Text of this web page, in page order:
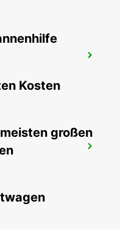
TOBAGO
Kosten
großen